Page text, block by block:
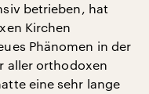
betrieben, hat
Kirchen
Phänomen in der
aller orthodoxen
eine sehr lange